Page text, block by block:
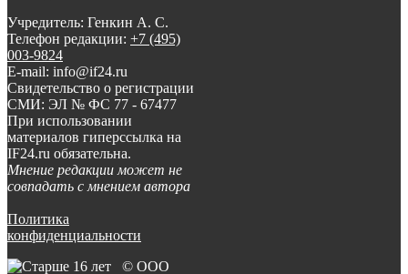
Учредитель: Генкин А. С.
Телефон редакции: +7 (495)
003-9824
E-mail: info@if24.ru
Свидетельство о регистрации
СМИ: ЭЛ № ФС 77 - 67477
При использовании
материалов гиперссылка на
IF24.ru обязательна.
Мнение редакции может не
совпадать с мнением автора
Политика
конфиденциальности
© ООО